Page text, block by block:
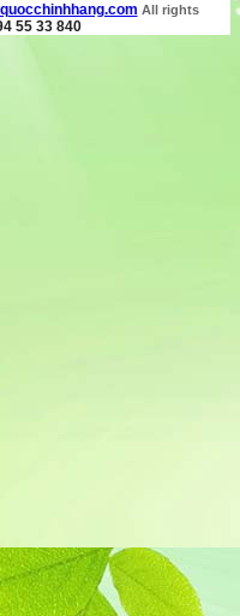
All rights
55 33 840